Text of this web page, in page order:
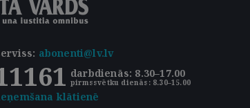
: abonenti@lv.lv
darbdienās: 8.30–17.00
pirmssvētku dienās: 8.30–15.00
klātienē